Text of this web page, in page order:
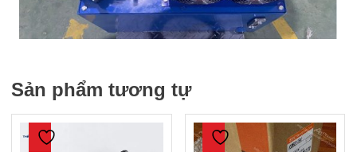
Sản phẩm tương tự